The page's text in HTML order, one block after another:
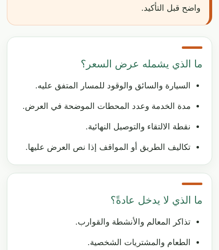
واضح قبل التأكيد.
ما الذي يشمله عرض السعر؟
السيارة والسائق والوقود للمسار المتفق عليه.
مدة الخدمة وعدد المحطات الموضحة في العرض.
نقطة الالتقاء والتوصيل النهائية.
تكاليف الطريق أو المواقف إذا نص العرض عليها.
ما الذي لا يدخل عادةً؟
تذاكر المعالم والأنشطة والقوارب.
الطعام والمشتريات الشخصية.